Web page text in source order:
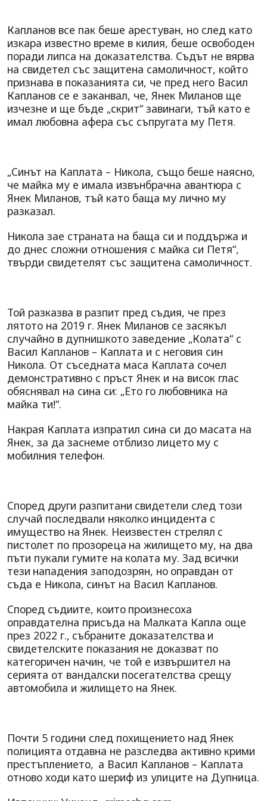
Капланов все пак беше арестуван, но след като
изкара известно време в килия, беше освободен
поради липса на доказателства. Съдът не вярва
на свидетел със защитена самоличност, който
признава в показанията си, че пред него Васил
Капланов се е заканвал, че, Янек Миланов ще
изчезне и ще бъде „скрит“ завинаги, тъй като е
имал любовна афера със съпругата му Петя.
„Синът на Каплата – Никола, също беше наясно,
че майка му е имала извънбрачна авантюра с
Янек Миланов, тъй като баща му лично му
разказал.
Никола зае страната на баща си и поддържа и
до днес сложни отношения с майка си Петя“,
твърди свидетелят със защитена самоличност.
Той разказва в разпит пред съдия, че през
лятото на 2019 г. Янек Миланов се засякъл
случайно в дупнишкото заведение „Колата“ с
Васил Капланов – Каплата и с неговия син
Никола. От съседната маса Каплата сочел
демонстративно с пръст Янек и на висок глас
обяснявал на сина си: „Ето го любовника на
майка ти!“.
Накрая Каплата изпратил сина си до масата на
Янек, за да заснеме отблизо лицето му с
мобилния телефон.
Според други разпитани свидетели след този
случай последвали няколко инцидента с
имущество на Янек. Неизвестен стрелял с
пистолет по прозореца на жилището му, на два
пъти пукали гумите на колата му. Зад всички
тези нападения заподозрян, но оправдан от
съда е Никола, синът на Васил Капланов.
Според съдиите, които произнесоха
оправдателна присъда на Малката Капла още
през 2022 г., събраните доказателства и
свидетелските показания не доказват по
категоричен начин, че той е извършител на
серията от вандалски посегателства срещу
автомобила и жилището на Янек.
Почти 5 години след похищението над Янек
полицията отдавна не разследва активно крими
престъплението, а Васил Капланов – Каплата
отново ходи като шериф из улиците на Дупница.